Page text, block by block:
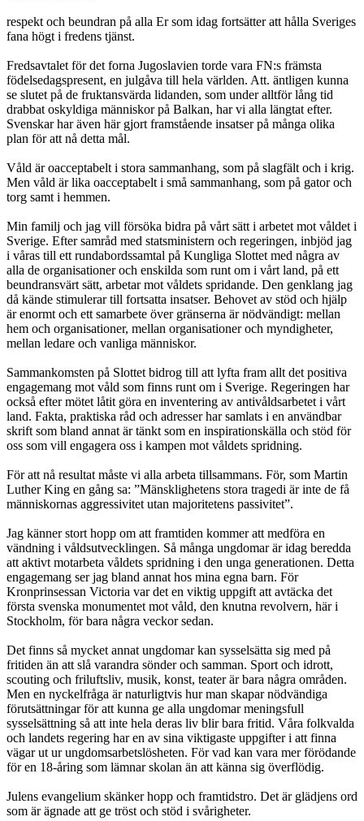
respekt och beundran på alla Er som idag fortsätter att hålla Sveriges
fana högt i fredens tjänst.
Fredsavtalet för det forna Jugoslavien torde vara FN:s främsta
födelsedagspresent, en julgåva till hela världen. Att. äntligen kunna
se slutet på de fruktansvärda lidanden, som under alltför lång tid
drabbat oskyldiga människor på Balkan, har vi alla längtat efter.
Svenskar har även här gjort framstående insatser på många olika
plan för att nå detta mål.
Våld är oacceptabelt i stora sammanhang, som på slagfält och i krig.
Men våld är lika oacceptabelt i små sammanhang, som på gator och
torg samt i hemmen.
Min familj och jag vill försöka bidra på vårt sätt i arbetet mot våldet i
Sverige. Efter samråd med statsministern och regeringen, inbjöd jag
i våras till ett rundabordssamtal på Kungliga Slottet med några av
alla de organisationer och enskilda som runt om i vårt land, på ett
beundransvärt sätt, arbetar mot våldets spridande. Den genklang jag
då kände stimulerar till fortsatta insatser. Behovet av stöd och hjälp
är enormt och ett samarbete över gränserna är nödvändigt: mellan
hem och organisationer, mellan organisationer och myndigheter,
mellan ledare och vanliga människor.
Sammankomsten på Slottet bidrog till att lyfta fram allt det positiva
engagemang mot våld som finns runt om i Sverige. Regeringen har
också efter mötet låtit göra en inventering av antivåldsarbetet i vårt
land. Fakta, praktiska råd och adresser har samlats i en användbar
skrift som bland annat är tänkt som en inspirationskälla och stöd för
oss som vill engagera oss i kampen mot våldets spridning.
För att nå resultat måste vi alla arbeta tillsammans. För, som Martin
Luther King en gång sa: ”Mänsklighetens stora tragedi är inte de få
människornas aggressivitet utan majoritetens passivitet”.
Jag känner stort hopp om att framtiden kommer att medföra en
vändning i våldsutvecklingen. Så många ungdomar är idag beredda
att aktivt motarbeta våldets spridning i den unga generationen. Detta
engagemang ser jag bland annat hos mina egna barn. För
Kronprinsessan Victoria var det en viktig uppgift att avtäcka det
första svenska monumentet mot våld, den knutna revolvern, här i
Stockholm, för bara några veckor sedan.
Det finns så mycket annat ungdomar kan sysselsätta sig med på
fritiden än att slå varandra sönder och samman. Sport och idrott,
scouting och friluftsliv, musik, konst, teater är bara några områden.
Men en nyckelfråga är naturligtvis hur man skapar nödvändiga
förutsättningar för att kunna ge alla ungdomar meningsfull
sysselsättning så att inte hela deras liv blir bara fritid. Våra folkvalda
och landets regering har en av sina viktigaste uppgifter i att finna
vägar ut ur ungdomsarbetslösheten. För vad kan vara mer förödande
för en 18-åring som lämnar skolan än att känna sig överflödig.
Julens evangelium skänker hopp och framtidstro. Det är glädjens ord
som är ägnade att ge tröst och stöd i svårigheter.